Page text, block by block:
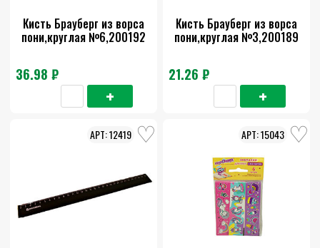
Кисть Брауберг из ворса
пони,круглая №6,200192
36.98 ₽
Кисть Брауберг из ворса
пони,круглая №3,200189
21.26 ₽
12419 15043